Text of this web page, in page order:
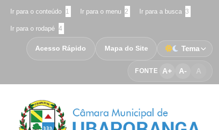
Ir para o conteúdo 1 Ir para o menu 2 Ir para a busca 3
Ir para o rodapé 4
FONTE A+ A- A
Acesso Rápido Mapa do Site Tema